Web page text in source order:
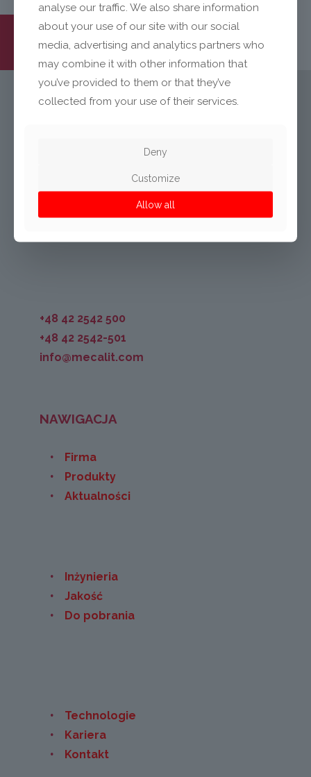
Mecalit Polska Sp. z o.o.
ul. Dąbrowskiego 115
Polska
+48 42 2542 500
+48 42 2542-501
info@mecalit.com
NAWIGACJA
Firma
Produkty
Aktualności
Inżynieria
Jakość
Do pobrania
Technologie
Kariera
Kontakt
analyse our traffic. We also share information
about your use of our site with our social
media, advertising and analytics partners who
may combine it with other information that
you’ve provided to them or that they’ve
collected from your use of their services.
Deny
Customize
Allow all